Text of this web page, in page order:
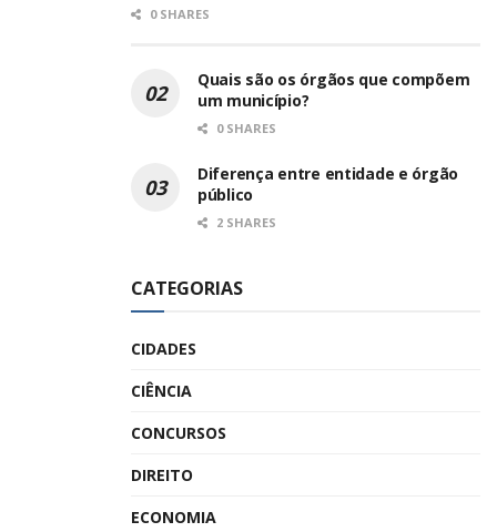
0 SHARES
Quais são os órgãos que compõem
um município?
0 SHARES
Diferença entre entidade e órgão
público
2 SHARES
CATEGORIAS
CIDADES
CIÊNCIA
CONCURSOS
DIREITO
ECONOMIA